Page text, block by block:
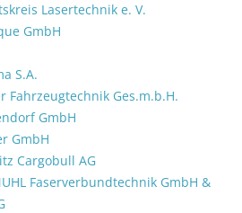
Lasertechnik e. V.
GmbH
S.A.
Fahrzeugtechnik Ges.m.b.H.
GmbH
GmbH
Cargobull AG
Faserverbundtechnik GmbH &